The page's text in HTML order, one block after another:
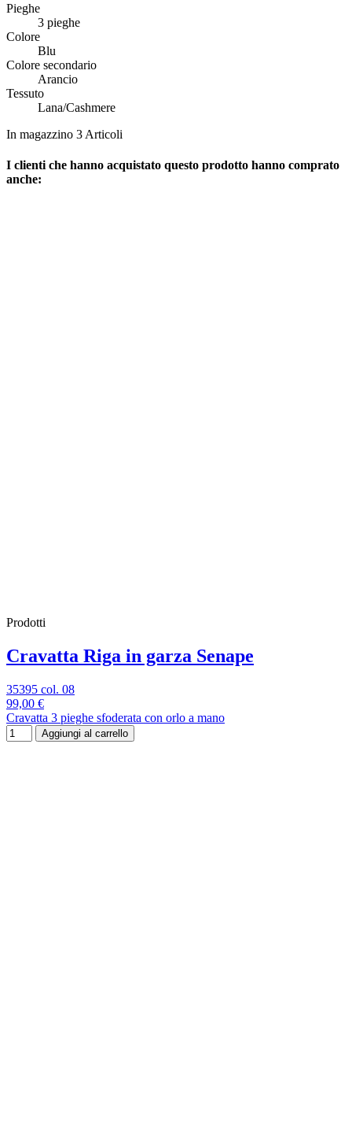
Pieghe
3 pieghe
Colore
Blu
Colore secondario
Arancio
Tessuto
Lana/Cashmere
In magazzino 3 Articoli
I clienti che hanno acquistato questo prodotto hanno comprato
anche:
Prodotti
Cravatta Riga in garza Senape
35395 col. 08
99,00 €
Cravatta 3 pieghe sfoderata con orlo a mano
Aggiungi al carrello